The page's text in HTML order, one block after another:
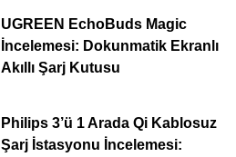
UGREEN EchoBuds Magic
İncelemesi: Dokunmatik Ekranlı
Akıllı Şarj Kutusu
Philips 3’ü 1 Arada Qi Kablosuz
Şarj İstasyonu İncelemesi: